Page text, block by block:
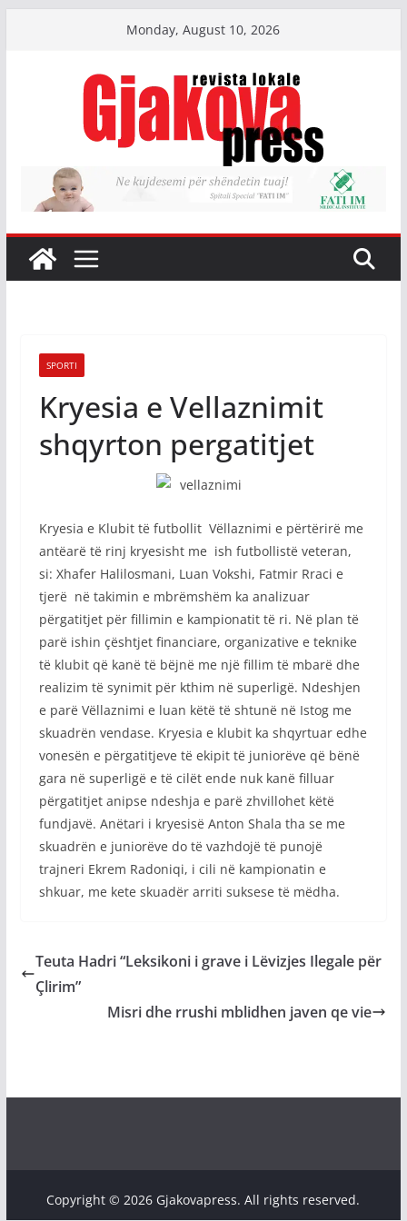
Monday, August 10, 2026
SPORTI
Kryesia e Vellaznimit
shqyrton pergatitjet
Kryesia e Klubit të futbollit Vëllaznimi e përtërirë me
antëarë të rinj kryesisht me ish futbollistë veteran,
si: Xhafer Halilosmani, Luan Vokshi, Fatmir Rraci e
tjerë në takimin e mbrëmshëm ka analizuar
përgatitjet për fillimin e kampionatit të ri. Në plan të
parë ishin çështjet financiare, organizative e teknike
të klubit që kanë të bëjnë me një fillim të mbarë dhe
realizim të synimit për kthim në superligë. Ndeshjen
e parë Vëllaznimi e luan këtë të shtunë në Istog me
skuadrën vendase. Kryesia e klubit ka shqyrtuar edhe
vonesën e përgatitjeve të ekipit të juniorëve që bënë
gara në superligë e të cilët ende nuk kanë filluar
përgatitjet anipse ndeshja e parë zhvillohet këtë
fundjavë. Anëtari i kryesisë Anton Shala tha se me
skuadrën e juniorëve do të vazhdojë të punojë
trajneri Ekrem Radoniqi, i cili në kampionatin e
shkuar, me kete skuadër arriti suksese të mëdha.
Teuta Hadri “Leksikoni i grave i Lëvizjes Ilegale për
Çlirim”
Misri dhe rrushi mblidhen javen qe vie
Copyright © 2026 Gjakovapress. All rights reserved.